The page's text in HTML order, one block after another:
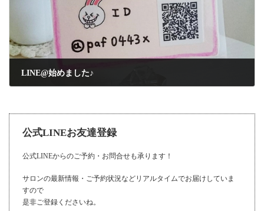
LINE@始めました♪
公式LINEお友達登録
公式LINEからのご予約・お問合せも承ります！
サロンの最新情報・ご予約状況などリアルタイムでお届けしていま
すので
是非ご登録くださいね。